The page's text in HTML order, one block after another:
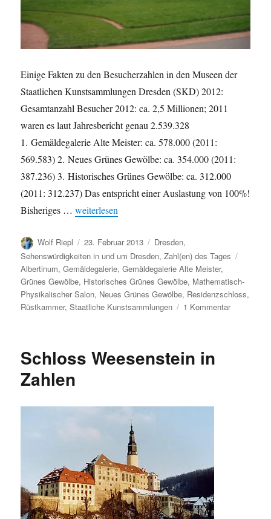
Einige Fakten zu den Besucherzahlen in den Museen der
Staatlichen Kunstsammlungen Dresden (SKD) 2012:
Gesamtanzahl Besucher 2012: ca. 2,5 Millionen; 2011
waren es laut Jahresbericht genau 2.539.328
1. Gemäldegalerie Alte Meister: ca. 578.000 (2011:
569.583) 2. Neues Grünes Gewölbe: ca. 354.000 (2011:
387.236) 3. Historisches Grünes Gewölbe: ca. 312.000
(2011: 312.237) Das entspricht einer Auslastung von 100%!
Bisheriges …„Besucherzahlen in den Museen der Staatlichen
weiterlesen
Autor
Wolf Riepl
Veröffentlicht
am
23. Februar 2013 Kategorien
Dresden,
Sehenswürdigkeiten in und um Dresden,Zahl(en) des Tages
Albertinum,Gemäldegalerie,Gemäldegalerie Alte Meister,
Grünes Gewölbe, Historisches Grünes Gewölbe, Mathematisch-
Physikalischer Salon, Neues Grünes Gewölbe, Residenzschloss,
Rüstkammer,Staatliche Kunstsammlungen 1 Kommentarzu
Schloss Weesenstein in
Zahlen